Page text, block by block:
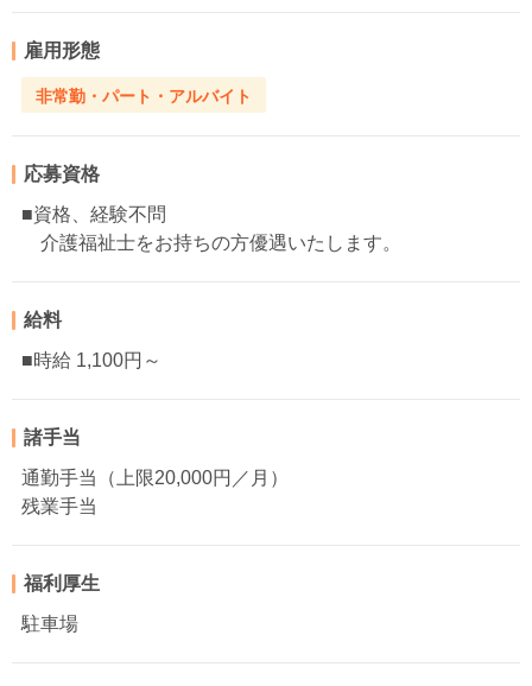
雇用形態
非常勤・パート・アルバイト
応募資格
■資格、経験不問
介護福祉士をお持ちの方優遇いたします。
給料
■時給 1,100円～
諸手当
通勤手当（上限20,000円／月）
残業手当
福利厚生
駐車場